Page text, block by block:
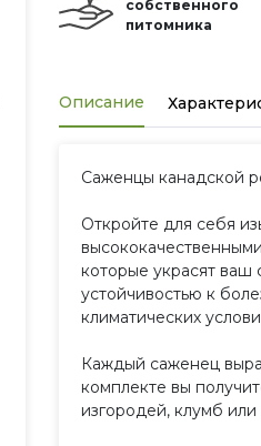
собственного
питомника
Описание
Саженцы канадской
Откройте для себя
которые украсят
устойчивостью к
климатических
Каждый саженец
комплекте вы
изгородей, клумб